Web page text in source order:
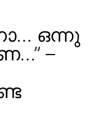
ഒന്നു
–